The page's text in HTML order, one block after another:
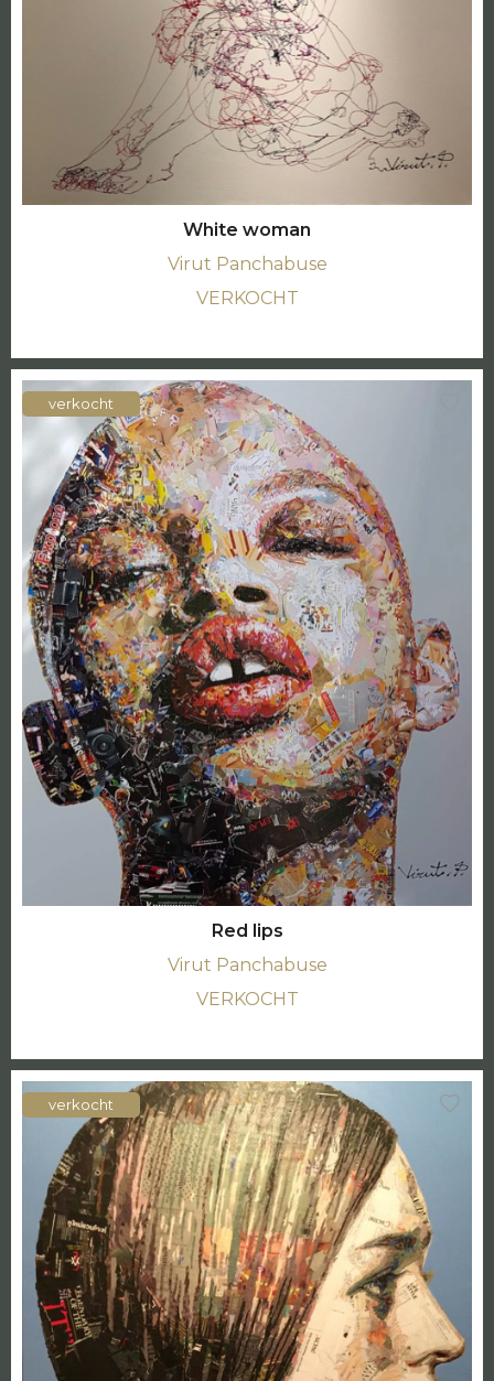
White woman
Virut Panchabuse
VERKOCHT
verkocht
Red lips
Virut Panchabuse
VERKOCHT
verkocht